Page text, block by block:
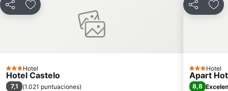
CompartirAñadir a favoritos
3 Estrellas
Hotel
Hotel Castelo
7,1 (1.021 puntuaciones)
Compartir
3 Estrellas
Hotel
Apart
8,8